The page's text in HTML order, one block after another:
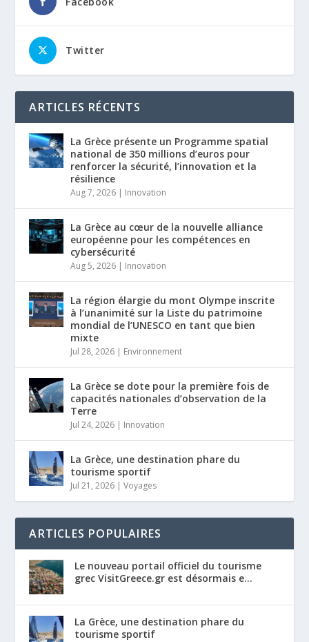
Twitter
ARTICLES RÉCENTS
La Grèce présente un Programme spatial
national de 350 millions d’euros pour
renforcer la sécurité, l’innovation et la
résilience
Aug 7, 2026 | Innovation
La Grèce au cœur de la nouvelle alliance
européenne pour les compétences en
cybersécurité
Aug 5, 2026 | Innovation
La région élargie du mont Olympe inscrite
à l’unanimité sur la Liste du patrimoine
mondial de l’UNESCO en tant que bien
mixte
Jul 28, 2026 | Environnement
La Grèce se dote pour la première fois de
capacités nationales d’observation de la
Terre
Jul 24, 2026 | Innovation
La Grèce, une destination phare du
tourisme sportif
Jul 21, 2026 |Voyages
ARTICLES POPULAIRES
Le nouveau portail officiel du tourisme
grec VisitGreece.gr est désormais e...
La Grèce, une destination phare du
tourisme sportif